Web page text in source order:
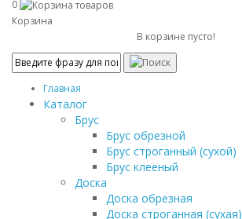
0
Корзина
В корзине пусто!
Главная
Каталог
Брус
Брус обрезной
Брус строганный (сухой)
Брус клееный
Доска
Доска обрезная
Доска строганная (сухая)